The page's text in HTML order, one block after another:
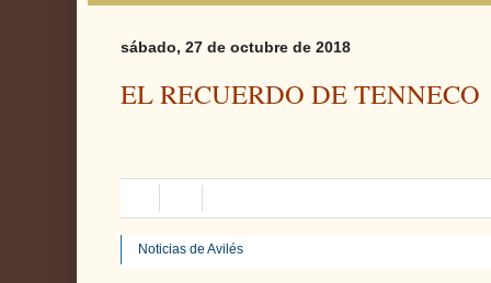
sábado, 27 de octubre de 2018
EL RECUERDO DE TENNECO
Noticias de Avilés